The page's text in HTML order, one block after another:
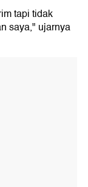
tapi tidak
saya," ujarnya